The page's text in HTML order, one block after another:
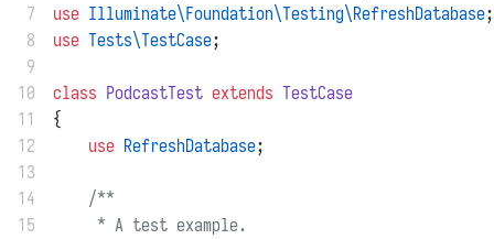
7
use Illuminate\Foundation\Testing\RefreshDatabase;
8
use Tests\TestCase;
9
10
class PodcastTest extends TestCase
11
{
12
use RefreshDatabase;
13
14
/**
15
     * A test example.